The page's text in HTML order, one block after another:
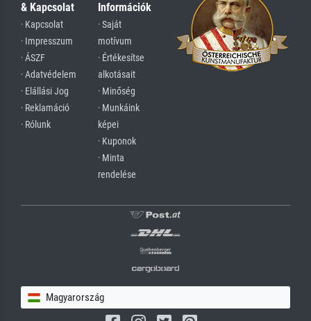
& Kapcsolat
· Kapcsolat
· Impresszum
· ÁSZF
· Adatvédelem
· Elállási Jog
· Reklamáció
· Rólunk
Információk
· Saját
motívum
· Értékesítse
alkotásait
· Minőség
· Munkáink
képei
· Kuponok
· Minta
rendelése
Magyarország